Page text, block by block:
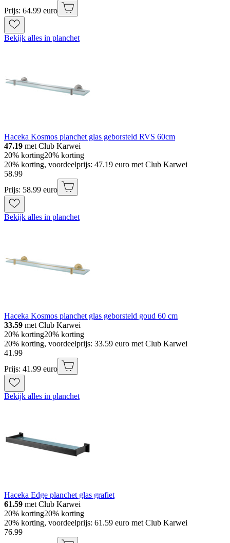
Prijs: 64.99 euro
Bekijk alles in planchet
Haceka Kosmos planchet glas geborsteld RVS 60cm
47.19 met Club Karwei
20% korting20% korting
20% korting, voordeelprijs: 47.19 euro met Club Karwei
58.99
Prijs: 58.99 euro
Bekijk alles in planchet
Haceka Kosmos planchet glas geborsteld goud 60 cm
33.59 met Club Karwei
20% korting20% korting
20% korting, voordeelprijs: 33.59 euro met Club Karwei
41 .99
Prijs: 41.99 euro
Bekijk alles in planchet
Haceka Edge planchet glas grafiet
61.59 met Club Karwei
20% korting20% korting
20% korting, voordeelprijs: 61.59 euro met Club Karwei
76.99